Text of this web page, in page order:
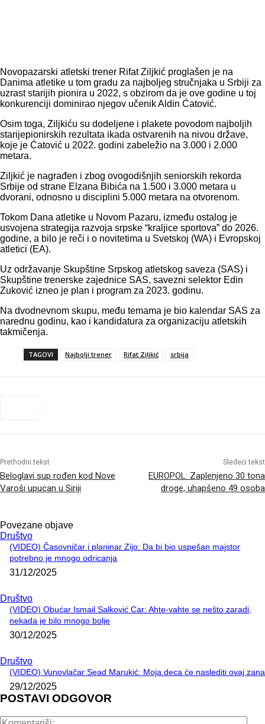
Novopazarski atletski trener Rifat Ziljkić proglašen je na
Danima atletike u tom gradu za najboljeg stručnjaka u Srbiji za
uzrast starijih pionira u 2022, s obzirom da je ove godine u toj
konkurenciji dominirao njegov učenik Aldin Ćatović.
Osim toga, Ziljkiću su dodeljene i plakete povodom najboljih
starijepionirskih rezultata ikada ostvarenih na nivou države,
koje je Ćatović u 2022. godini zabeležio na 3.000 i 2.000
metara.
Ziljkić je nagrađen i zbog ovogodišnjih seniorskih rekorda
Srbije od strane Elzana Bibića na 1.500 i 3.000 metara u
dvorani, odnosno u disciplini 5.000 metara na otvorenom.
Tokom Dana atletike u Novom Pazaru, između ostalog je
usvojena strategija razvoja srpske “kraljice sportova” do 2026.
godine, a bilo je reči i o novitetima u Svetskoj (WA) i Evropskoj
atletici (EA).
Uz održavanje Skupštine Srpskog atletskog saveza (SAS) i
Skupštine trenerske zajednice SAS, savezni selektor Edin
Zuković izneo je plan i program za 2023. godinu.
Na dvodnevnom skupu, među temama je bio kalendar SAS za
narednu godinu, kao i kandidatura za organizaciju atletskih
takmičenja.
TAGOVI Najbolji trener Rifat Ziljkić srbija
Prethodni tekst
Beloglavi sup rođen kod Nove
Varoši upucan u Siriji
Sledeći tekst
EUROPOL: Zaplenjeno 30 tona
droge, uhapšeno 49 osoba
Povezane objave
Društvo
(VIDEO) Časovničar i planinar Zijo: Da bi bio uspešan majstor
potrebno je mnogo odricanja
31/12/2025
Društvo
(VIDEO) Obućar Ismail Salković Car: Ahte-vahte se nešto zaradi,
nekada je bilo mnogo bolje
30/12/2025
Društvo
(VIDEO) Vunovlačar Sead Marukić: Moja deca će naslediti ovaj
29/12/2025
POSTAVI ODGOVOR